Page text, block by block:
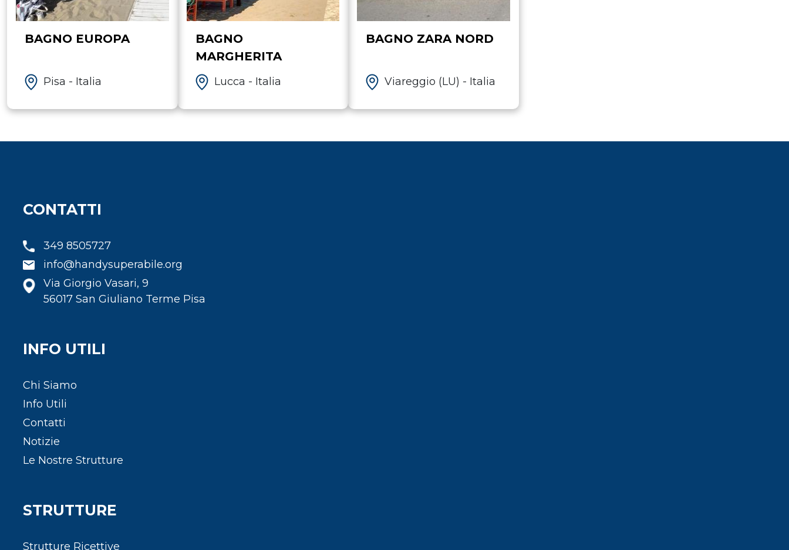
BAGNO EUROPA
Pisa - Italia
BAGNO
MARGHERITA
Lucca - Italia
BAGNO ZARA NORD
Viareggio (LU) - Italia
CONTATTI
349 8505727
info@handysuperabile.org
Via Giorgio Vasari, 9
56017 San Giuliano Terme Pisa
INFO UTILI
Chi Siamo
Info Utili
Contatti
Notizie
Le Nostre Strutture
STRUTTURE
Strutture Ricettive